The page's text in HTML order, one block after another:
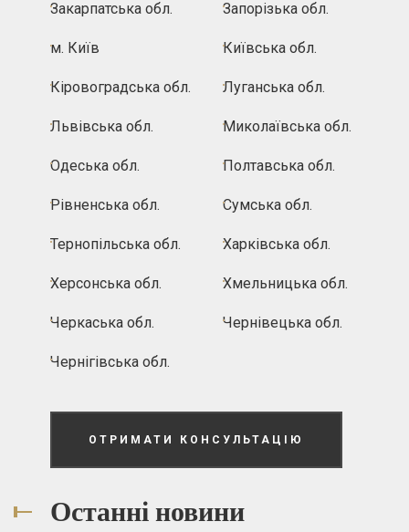
Закарпатська обл. Запорізька обл.
м. Київ Київська обл.
Кіровоградська обл. Луганська обл.
Львівська обл. Миколаївська обл.
Одеська обл. Полтавська обл.
Рівненська обл. Сумська обл.
Тернопільська обл. Харківська обл.
Херсонська обл. Хмельницька обл.
Черкаська обл. Чернівецька обл.
Чернігівська обл.
ОТРИМАТИ КОНСУЛЬТАЦІЮ
Останні новини